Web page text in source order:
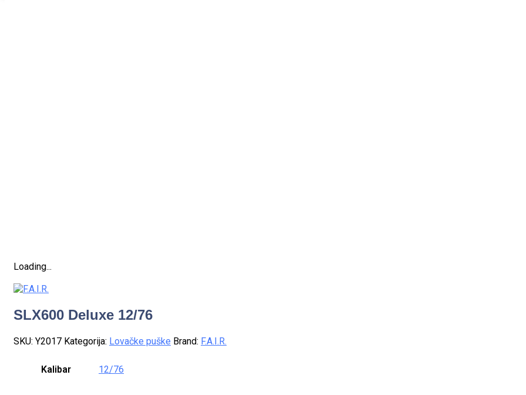
Loading...
SLX600 Deluxe 12/76
SKU: Y2017 Kategorija: Lovačke puške Brand: F.A.I.R.
Kalibar 12/76